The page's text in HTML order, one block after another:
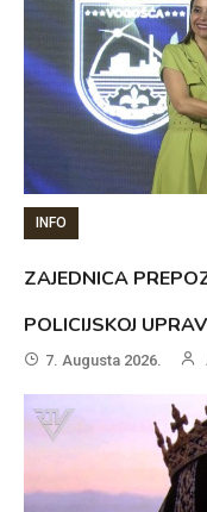
INFO
ZAJEDNICA
POLICIJSKOJ
7. Augusta 2026.